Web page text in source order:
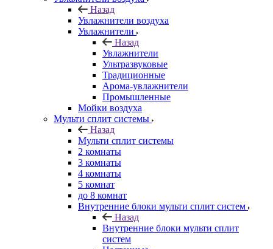
Назад
Увлажнители воздуха
Увлажнители
Назад
Увлажнители
Ультразвуковые
Традиционные
Арома-увлажнители
Промышленные
Мойки воздуха
Мульти сплит системы
Назад
Мульти сплит системы
2 комнаты
3 комнаты
4 комнаты
5 комнат
до 8 комнат
Внутренние блоки мульти сплит систем
Назад
Внутренние блоки мульти сплит
систем